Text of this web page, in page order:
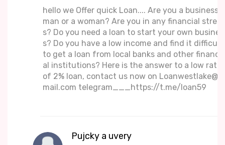
hello we Offer quick Loan.... Are you a business
man or a woman? Are you in any financial stres
s? Do you need a loan to start your own busines
s? Do you have a low income and find it difficult
to get a loan from local banks and other financi
al institutions? Here is the answer to a low rate
of 2% loan, contact us now on Loanwestlake@g
mail.com telegram___https://t.me/loan59
Pujcky a uvery